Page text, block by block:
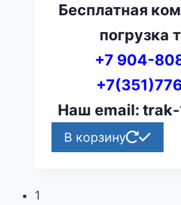
Бесплатная
погрузка
+7 904-
Наш email: trak-
В корзину
1